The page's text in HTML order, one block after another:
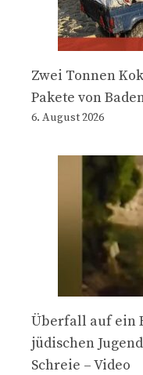
Zwei Tonnen
Pakete von
6. August 2026
Überfall auf ein
jüdischen
Schreie – Video